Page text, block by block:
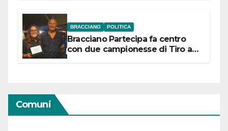
BRACCIANO POLITICA
Bracciano Partecipa fa centro
con due campionesse di Tiro a
Comuni